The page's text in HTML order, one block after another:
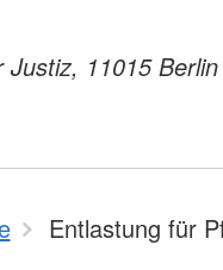
11015 Berlin
Entlastung für